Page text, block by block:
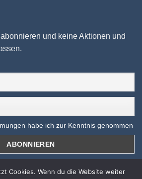
auf ALLES sichern!
und keine Aktionen und
habe ich zur Kenntnis genommen
Cookies. Wenn du die Website weiter